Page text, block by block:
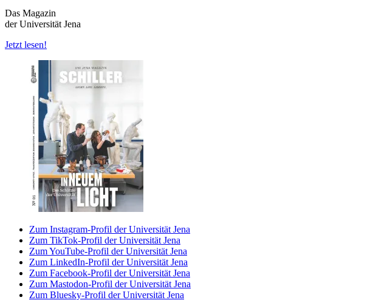
Das Magazin
der Universität Jena
Jetzt lesen!
Zum Instagram-Profil der Universität Jena
Zum TikTok-Profil der Universität Jena
Zum YouTube-Profil der Universität Jena
Zum LinkedIn-Profil der Universität Jena
Zum Facebook-Profil der Universität Jena
Zum Mastodon-Profil der Universität Jena
Zum Bluesky-Profil der Universität Jena